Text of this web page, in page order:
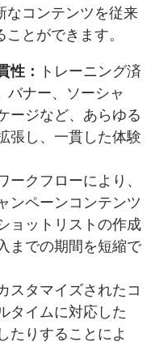
なコンテンツを従来
とができます。
性：
トレーニング済
バナー、ソーシャ
ージなど、あらゆる
張し、一貫した体験
ークフローにより、
ンペーンコンテンツ
ョットリストの作成
までの期間を短縮で
スタマイズされたコ
タイムに対応した
たりすることによ